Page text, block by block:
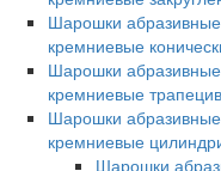
Шарошки
кремниевые
Шарошки
кремниевые
Шарошки
кремниевые
Шарошки